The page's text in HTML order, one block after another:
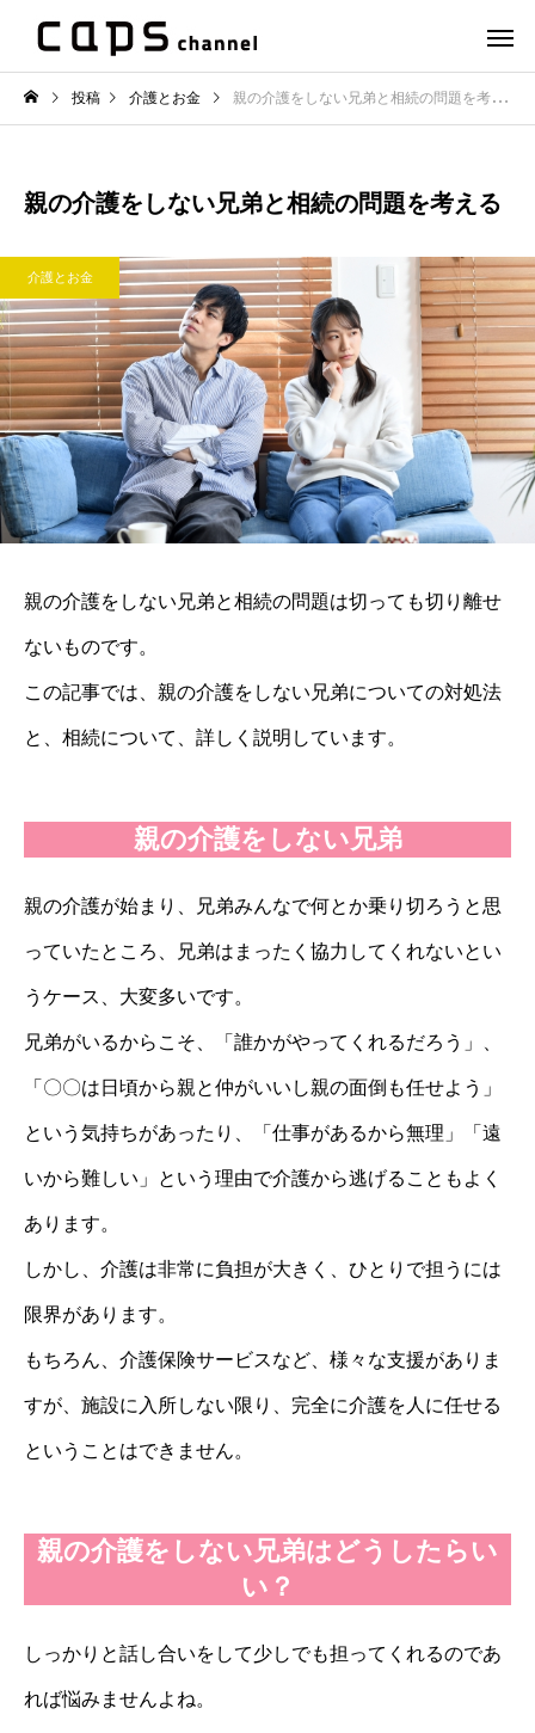
投稿 介護とお金 親の介護をしない兄弟と相続の問題を考える
親の介護をしない兄弟と相続の問題を考える
介護とお金
親の介護をしない兄弟と相続の問題は切っても切り離せ
ないものです。
この記事では、親の介護をしない兄弟についての対処法
と、相続について、詳しく説明しています。
親の介護をしない兄弟
親の介護が始まり、兄弟みんなで何とか乗り切ろうと思
っていたところ、兄弟はまったく協力してくれないとい
うケース、大変多いです。
兄弟がいるからこそ、「誰かがやってくれるだろう」、
「〇〇は日頃から親と仲がいいし親の面倒も任せよう」
という気持ちがあったり、「仕事があるから無理」「遠
いから難しい」という理由で介護から逃げることもよく
あります。
しかし、介護は非常に負担が大きく、ひとりで担うには
限界があります。
もちろん、介護保険サービスなど、様々な支援がありま
すが、施設に入所しない限り、完全に介護を人に任せる
ということはできません。
親の介護をしない兄弟はどうしたらい
い？
しっかりと話し合いをして少しでも担ってくれるのであ
れば悩みませんよね。